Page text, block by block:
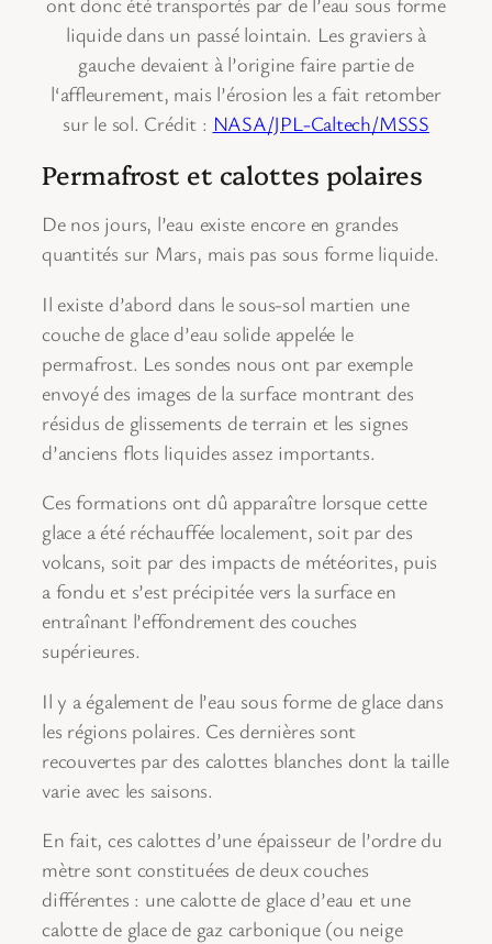
liquide dans un passé lointain. Les graviers à
gauche devaient à l’origine faire partie de
l‘affleurement, mais l’érosion les a fait retomber
sur le sol. Crédit : NASA/JPL-Caltech/MSSS
Permafrost et calottes polaires
De nos jours, l’eau existe encore en grandes
quantités sur Mars, mais pas sous forme liquide.
Il existe d’abord dans le sous-sol martien une
couche de glace d’eau solide appelée le
permafrost. Les sondes nous ont par exemple
envoyé des images de la surface montrant des
résidus de glissements de terrain et les signes
d’anciens flots liquides assez importants.
Ces formations ont dû apparaître lorsque cette
glace a été réchauffée localement, soit par des
volcans, soit par des impacts de météorites, puis
a fondu et s’est précipitée vers la surface en
entraînant l’effondrement des couches
supérieures.
Il y a également de l’eau sous forme de glace dans
les régions polaires. Ces dernières sont
recouvertes par des calottes blanches dont la taille
varie avec les saisons.
En fait, ces calottes d’une épaisseur de l’ordre du
mètre sont constituées de deux couches
différentes : une calotte de glace d’eau et une
calotte de glace de gaz carbonique (ou neige